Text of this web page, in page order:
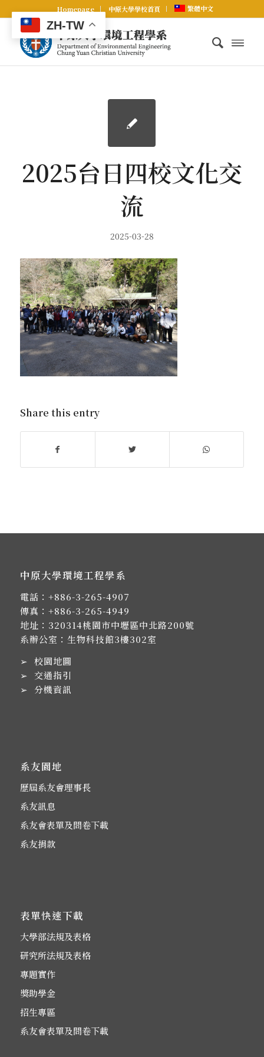
Homepage 中原大學學校首頁 繁體中文
2025台日四校文化交
流
2025-03-28
Share this entry
中原大學環境工程學系
電話： +886-3-265-4907
傳真：+886-3-265-4949
地址： 320314桃園市中壢區中北路200號
系辦公室：生物科技館3樓302室
➢ 校園地圖
➢ 交通指引
➢ 分機資訊
系友園地
歷屆系友會理事長
系友訊息
系友會表單及問卷下載
系友捐款
表單快速下載
大學部法規及表格
研究所法規及表格
專題實作
獎助學金
招生專區
系友會表單及問卷下載
ZH-TW